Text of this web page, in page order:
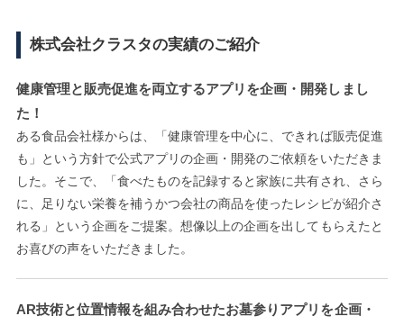
株式会社クラスタの実績のご紹介
健康管理と販売促進を両立するアプリを企画・開発しまし
た！
ある食品会社様からは、「健康管理を中心に、できれば販売促進
も」という方針で公式アプリの企画・開発のご依頼をいただきま
した。そこで、「食べたものを記録すると家族に共有され、さら
に、足りない栄養を補うかつ会社の商品を使ったレシピが紹介さ
れる」という企画をご提案。想像以上の企画を出してもらえたと
お喜びの声をいただきました。
AR技術と位置情報を組み合わせたお墓参りアプリを企画・